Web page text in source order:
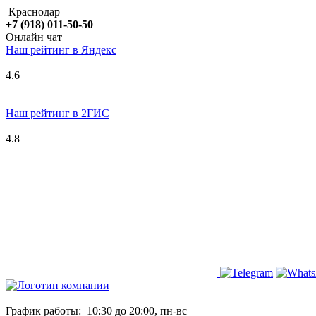
Краснодар
+7 (918) 011-50-50
Онлайн чат
Наш рейтинг в Яндекс
4.6
Наш рейтинг в 2ГИС
4.8
График работы: 10:30 до 20:00, пн-вс